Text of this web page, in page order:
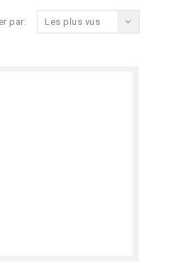
par: Les plus vus